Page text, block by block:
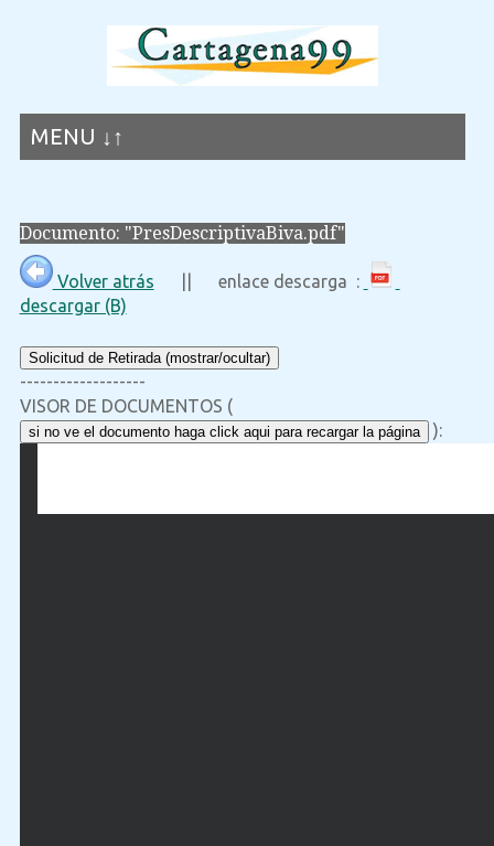
MENU ↓↑
Documento: "PresDescriptivaBiva.pdf"
Volver atrás || enlace descarga :
descargar (B)
Solicitud de Retirada (mostrar/ocultar)
-------------------
VISOR DE DOCUMENTOS (
si no ve el documento haga click aqui para recargar la página ):